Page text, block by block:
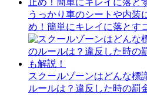
うっかり車のシートや内装
め！簡単にキレイに落とす
スクールゾーンはどんな標
ルールは？違反した時の罰